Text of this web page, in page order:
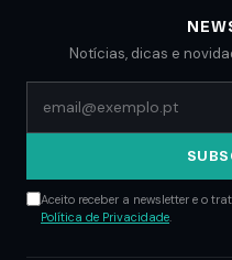
Notícias, dicas e
Aceito receber a newsletter e o
Política de Privacidade.